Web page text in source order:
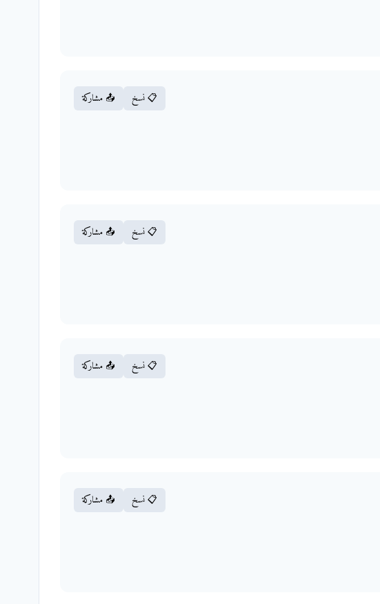
📋 نسخ 📤 مشاركة
📋 نسخ 📤 مشاركة
📋 نسخ 📤 مشاركة
📋 نسخ 📤 مشاركة